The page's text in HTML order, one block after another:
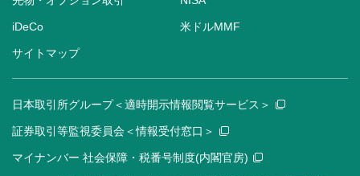
iDeCo 米ドルMMF
サイトマップ
日本取引所グループ＜適時開示情報閲覧サービス＞
証券取引等監視委員会＜情報受付窓口＞
マイナンバー 社会保障・税番号制度(内閣官房)